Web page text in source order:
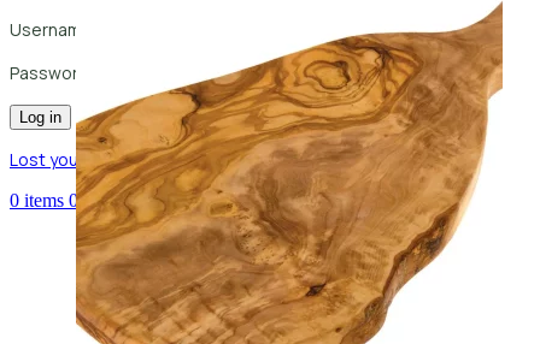
Username or email address
Password
Log in
Lost your password? Remember me
0 items 0,00€